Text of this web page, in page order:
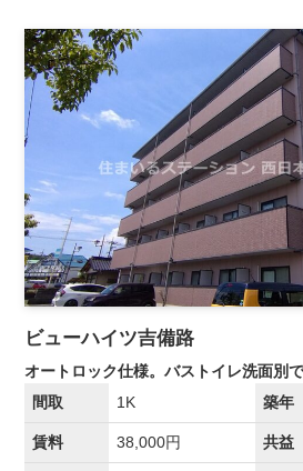
ビューハイツ吉備路
オートロック仕様。バストイレ洗面別で
間取
1K 築年
賃料 38,000円 共益